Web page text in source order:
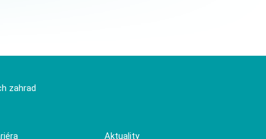
zahrad
Aktuality